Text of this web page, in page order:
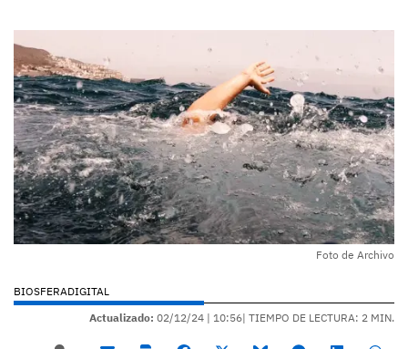
Foto de Archivo
BIOSFERADIGITAL
Actualizado: 02/12/24 | 10:56| TIEMPO DE LECTURA: 2 MIN.